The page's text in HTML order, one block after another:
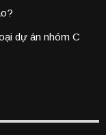
dự án nhóm C